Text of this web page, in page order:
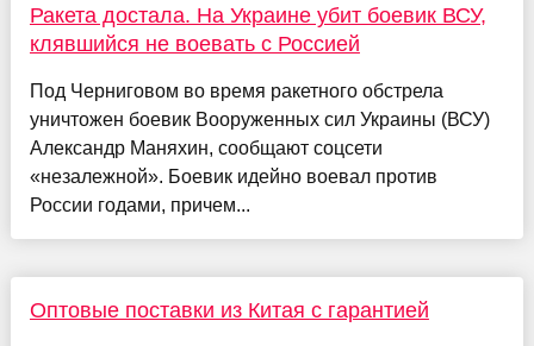
Ракета достала. На Украине убит боевик ВСУ,
клявшийся не воевать с Россией
Под Черниговом во время ракетного обстрела
уничтожен боевик Вооруженных сил Украины (ВСУ)
Александр Маняхин, сообщают соцсети
«незалежной». Боевик идейно воевал против
России годами, причем...
Оптовые поставки из Китая с гарантией